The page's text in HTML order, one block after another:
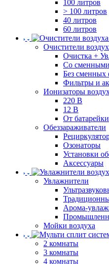
100 литров
> 100 литров
40 литров
60 литров
Очистители
Очистка +
Cо
Без сменных
Фильтры и
Ионизаторы
220 В
12 В
От батарейки
Обеззараживатели
Озонаторы
Установки
Аксессуары
Увлажнители
Арома-
Мойки воздуха
2 комнаты
3 комнаты
4 комнаты